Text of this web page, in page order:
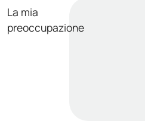
La mia
preoccupazione